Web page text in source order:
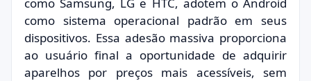
como sistema operacional padrão em seus
dispositivos. Essa adesão massiva proporciona
ao usuário final a oportunidade de adquirir
aparelhos por preços mais acessíveis, sem